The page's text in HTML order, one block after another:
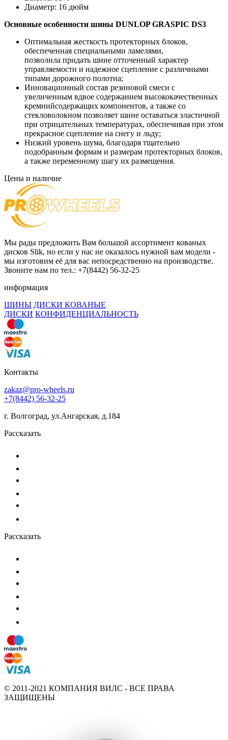
Диаметр: 16 дюйм
Основные особенности шины DUNLOP GRASPIC DS3
Оптимальная жесткость протекторных блоков,
обеспеченная специальными ламелями,
позволила придать шине отточенный характер
управляемости и надежное сцепление с различными
типами дорожного полотна;
Инновационный состав резиновой смеси с
увеличенным вдвое содержанием высококачественных
кремнийсодержащих компонентов, а также со
стекловолокном позволяет шине оставаться эластичной
при отрицательных температурах, обеспечивая при этом
прекрасное сцепление на снегу и льду;
Низкий уровень шума, благодаря тщательно
подобранным формам и размерам протекторных блоков,
а также переменному шагу их размещения.
Цены и наличие
Мы рады предложить Вам большой ассортимент кованых
дисков Slik, но если у нас не оказалось нужной вам модели -
мы изготовим её для вас непосредственно на производстве.
Звоните нам по тел.: +7(8442) 56-32-25
информация
ШИНЫ ДИСКИ КОВАНЫЕ
ДИСКИ КОНФИДЕНЦИАЛЬНОСТЬ
Контакты
zakaz@pro-wheels.ru
+7(8442) 56-32-25
г. Волгоград, ул.Ангарская, д.184
Рассказать
Рассказать
© 2011-2021 КОМПАНИЯ ВИЛС - ВСЕ ПРАВА
ЗАЩИЩЕНЫ